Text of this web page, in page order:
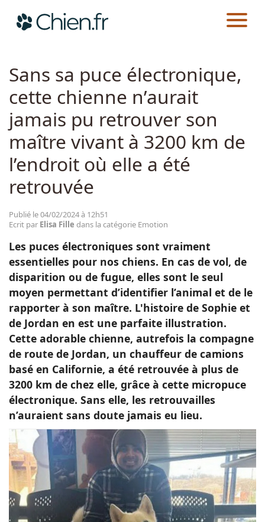
Races
Guides
CHIEN.FR ACTUALITÉS
Sans sa puce électronique,
cette chienne n’aurait
jamais pu retrouver son
maître vivant à 3200 km de
l’endroit où elle a été
retrouvée
Publié le 04/02/2024 à 12h51
Ecrit par Elisa Fille dans la catégorie Emotion
Les puces électroniques sont vraiment
essentielles pour nos chiens. En cas de vol, de
disparition ou de fugue, elles sont le seul
moyen permettant d’identifier l’animal et de le
rapporter à son maître. L'histoire de Sophie et
de Jordan en est une parfaite illustration.
Cette adorable chienne, autrefois la compagne
de route de Jordan, un chauffeur de camions
basé en Californie, a été retrouvée à plus de
3200 km de chez elle, grâce à cette micropuce
électronique. Sans elle, les retrouvailles
n’auraient sans doute jamais eu lieu.